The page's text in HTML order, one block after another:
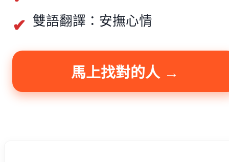
雙語翻譯：安撫心情
馬上找對的人 →